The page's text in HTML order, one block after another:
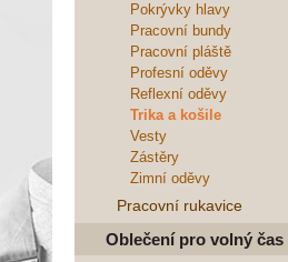
Pokrývky hlavy
Pracovní bundy
Pracovní pláště
Profesní oděvy
Reflexní oděvy
Trika a košile
Vesty
Zástěry
Zimní oděvy
Pracovní rukavice
Oblečení pro volný čas